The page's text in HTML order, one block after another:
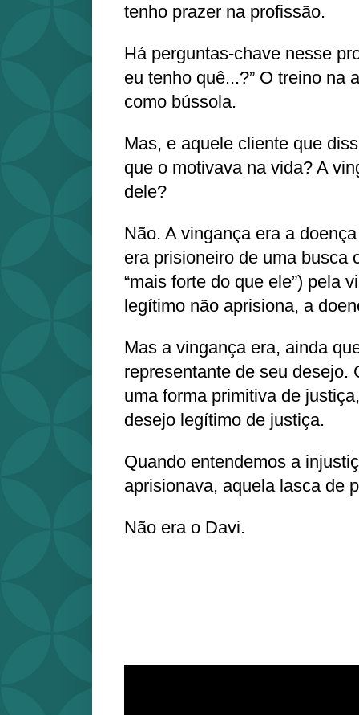
tenho prazer na profissão.
Há perguntas-chave nesse
eu tenho quê...?” O treino na
como bússola.
Mas, e aquele cliente que
que o motivava na vida? A
dele?
Não. A vingança era a
era prisioneiro de uma busca
“mais forte do que ele”) pela
legítimo não aprisiona, a
Mas a vingança era, ainda
representante de seu desejo.
uma forma primitiva de
desejo legítimo de justiça.
Quando entendemos a
aprisionava, aquela lasca de
Não era o Davi.